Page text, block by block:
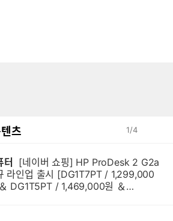
츠 1/4
터
라인업 출시 [DG1T7PT / 1,299,000
/ 1,469,000원 ＆